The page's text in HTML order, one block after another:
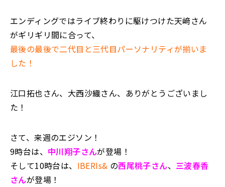
エンディングではライブ終わりに駆けつけた天﨑さん
がギリギリ間に合って、
最後の最後で二代目と三代目パーソナリティが揃いま
した！
江口拓也さん、大西沙織さん、ありがとうございまし
た！
さて、来週のエジソン ！
9時台は、 中川翔子さんが登場！
そして10時台は、 IBERIs& の西尾桃子さん、 三波春香
さんが登場！